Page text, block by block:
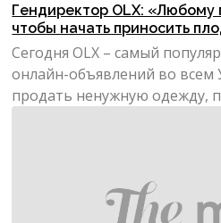
Гендиректор OLX: «Любому
чтобы начать приносить
Сегодня OLX – самый
онлайн-объявлений во всем
продать ненужную одежду,